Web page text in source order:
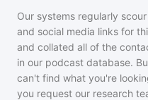
Our systems regularly
and social media links for
and collated all of the
in our podcast database.
can't find what you're
you request our research